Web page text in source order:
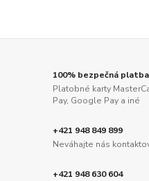
100% bezpečná platba
Platobné karty
Pay, Google Pay a iné
+421 948 849 899
Neváhajte nás
+421 948 630 604